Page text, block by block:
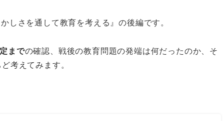
しさを通して教育を考える』の後編です。
までの確認、戦後の教育問題の発端は何だったのか、そ
考えてみます。